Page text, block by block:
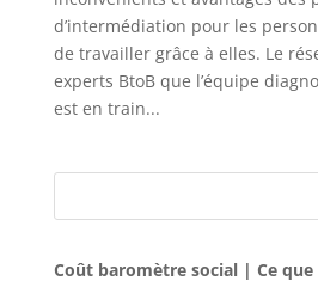
d’intermédiation pour les
de travailler grâce à elles. Le
experts BtoB que l’équipe
est en train...
Coût baromètre social | Ce que